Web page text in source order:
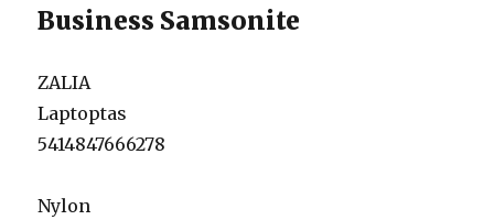
Business Samsonite
ZALIA
Laptoptas
5414847666278
Nylon